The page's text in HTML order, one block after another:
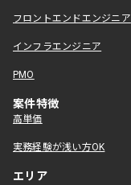
フロントエンドエンジニア
インフラエンジニア
PMO
案件特徴
高単価
実務経験が浅い方OK
エリア